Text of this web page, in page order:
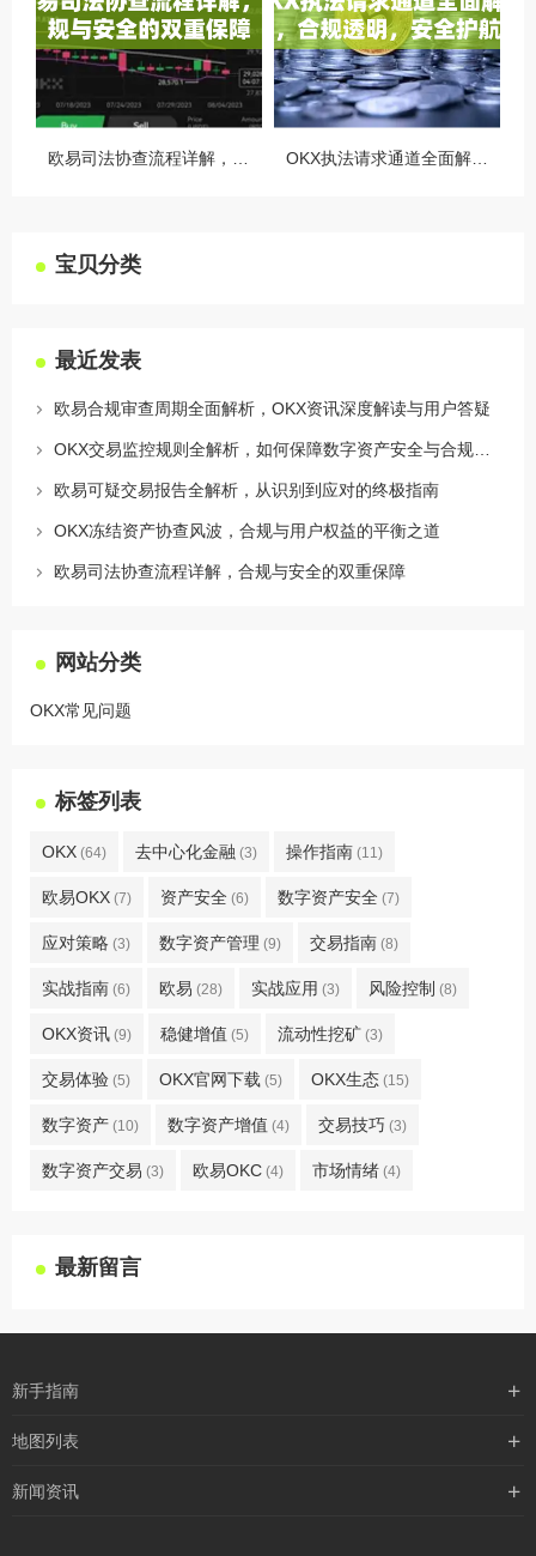
宝贝分类
最近发表
欧易合规审查周期全面解析，OKX资讯深度解读与用户答疑
欧易可疑交易报告全解析，从识别到应对的终极指南
OKX冻结资产协查风波，合规与用户权益的平衡之道
欧易司法协查流程详解，合规与安全的双重保障
网站分类
OKX常见问题
标签列表
OKX (64) 去中心化金融 (3) 操作指南 (11)
欧易OKX (7) 资产安全 (6) 数字资产安全 (7)
应对策略 (3) 数字资产管理 (9) 交易指南 (8)
实战指南 (6) 欧易 (28) 实战应用 (3) 风险控制 (8)
OKX资讯 (9) 稳健增值 (5) 流动性挖矿 (3)
交易体验 (5) OKX官网下载 (5) OKX生态 (15)
数字资产 (10) 数字资产增值 (4) 交易技巧 (3)
数字资产交易 (3) 欧易OKC (4) 市场情绪 (4)
最新留言
新手指南
购买流程
地图列表
最新文章
新闻资讯